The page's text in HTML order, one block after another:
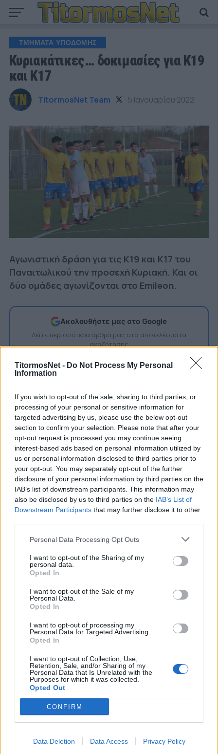
TitormosNet - Do Not Process My Personal
Information
If you wish to opt-out of the sale, sharing to third parties, or
processing of your personal or sensitive information for
targeted advertising by us, please use the below opt-out
section to confirm your selection. Please note that after your
opt-out request is processed you may continue seeing
interest-based ads based on personal information utilized by
us or personal information disclosed to third parties prior to
your opt-out. You may separately opt-out of the further
disclosure of your personal information by third parties on the
IAB’s list of downstream participants. This information may
also be disclosed by us to third parties on the IAB’s List of
Downstream Participants that may further disclose it to other
Personal Data Processing Opt Outs
I want to opt-out of the Sharing of my
personal data.
Opted In
I want to opt-out of the Sale of my
Personal Data.
Opted In
I want to opt-out of processing my
Personal Data for Targeted Advertising.
Opted In
I want to opt-out of Collection, Use,
Retention, Sale, and/or Sharing of my
Personal Data that Is Unrelated with the
Purposes for which it was collected.
Opted Out
CONFIRM
Data Deletion Data Access Privacy Policy
ΤΜΗΜΑΤΑ ΥΠΟΔΟΜΗΣ
Κυριακάτικες… δοκιμασίες για Κ19
και Κ17
TitormosNet Team 5 Ιανουαρίου 2022
Αγωνιστική δράση για τις Κ19 και Κ17 του
Παναιτωλικού την προσεχή Κυριακή. Και οι
δύο ομάδες αγωνίζονται στο Emileon.
Ακολουθήστε μας στο Google
Δείτε περισσότερα άρθρα μας στα αποτελέσματα
αναζήτησης
Add TitormosNet.gr on Google
Τους πρώτους τους αγώνες για το 2022 θα
δώσουν οι ομάδες του Παναιτωλικού στα
Πρωταθλήματα Υποδομής της Super League.
Την Κυριακή 9 Ιανουαρίου η Κ19 θα υποδεχτεί
τη Λαμία στις 15.00 στο Emileon. Την ίδια
ημέρα στις 11.00 το πρωί η Κ17 θα αγωνιστεί
εκτός έδρας με τον ΠΑΟΚ.
ΤΕΛΕΥΤΑΙΑ ΝΕΑ
Τα δεδομένα για τηλεοπτική κάλυψη
με Τρουά και Καλαμάτα
ΕΙΔΗΣΕΙΣ
ΤΜΗΜΑΤΑ ΥΠΟΔΟΜΗΣ
Φιλικό στην Κορυτσά η Κ19